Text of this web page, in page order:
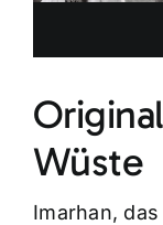
Wüste
Imarhan,